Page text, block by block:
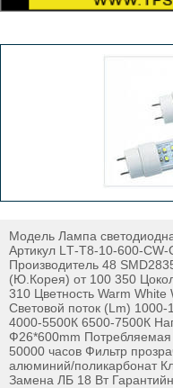
Модель Лампа
Артикул LТ-Т8-10-600-
Производитель 48
(Ю.Корея) от 100 350
310 Цветность Warm White
Световой поток (Lm)
4000-5500К 6500-7500К
Ф26*600mm
50000 часов Фильтр
алюминий/поликарбонат
Замена ЛБ 18 Вт